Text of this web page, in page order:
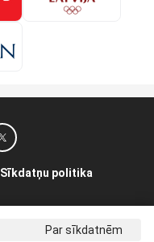
Sīkdatņu politika
Par sīkdatnēm